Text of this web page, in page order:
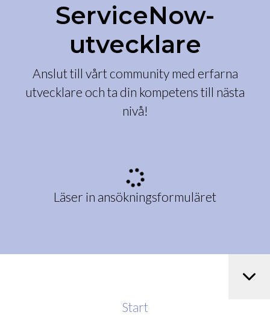
ServiceNow-
utvecklare
Anslut till vårt community med erfarna
utvecklare och ta din kompetens till nästa
nivå!
Läser in ansökningsformuläret
Start